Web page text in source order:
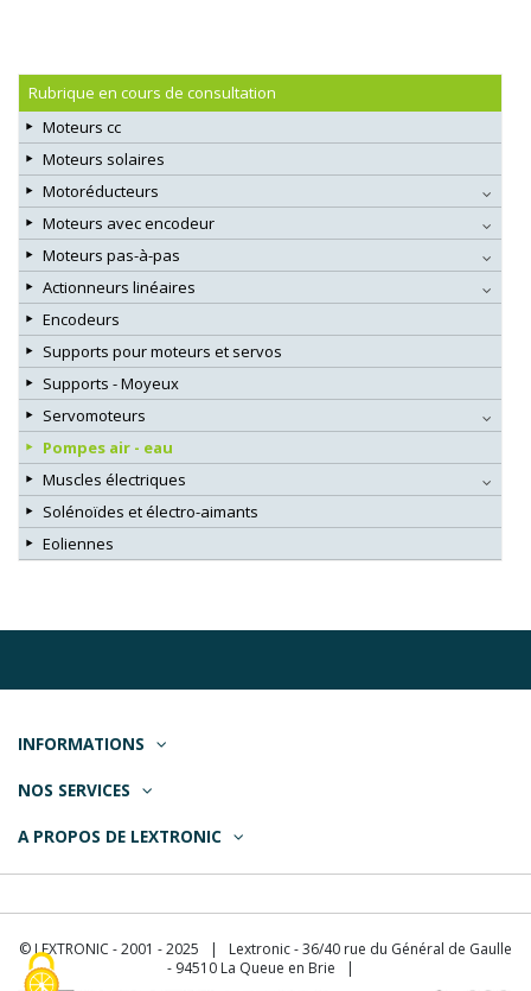
Rubrique en cours de consultation
Moteurs cc
Moteurs solaires
Motoréducteurs
Moteurs avec encodeur
Moteurs pas-à-pas
Actionneurs linéaires
Encodeurs
Supports pour moteurs et servos
Supports - Moyeux
Servomoteurs
Pompes air - eau
Muscles électriques
Solénoïdes et électro-aimants
Eoliennes
INFORMATIONS
NOS SERVICES
A PROPOS DE LEXTRONIC
© LEXTRONIC - 2001 - 2025 | Lextronic - 36/40 rue du Général de Gaulle
- 94510 La Queue en Brie |